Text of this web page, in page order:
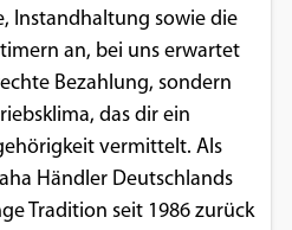
Instandhaltung sowie die
an, bei uns erwartet
Bezahlung, sondern
das dir ein
vermittelt. Als
Händler Deutschlands
Tradition seit 1986 zurück